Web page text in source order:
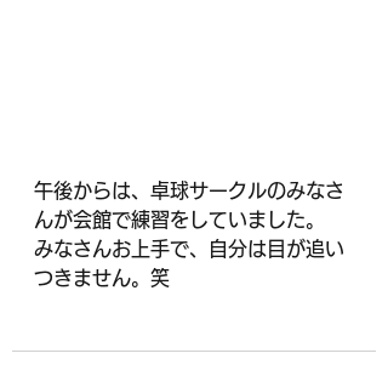
午後からは、卓球サークルのみなさ
んが会館で練習をしていました。
みなさんお上手で、自分は目が追い
つきません。笑